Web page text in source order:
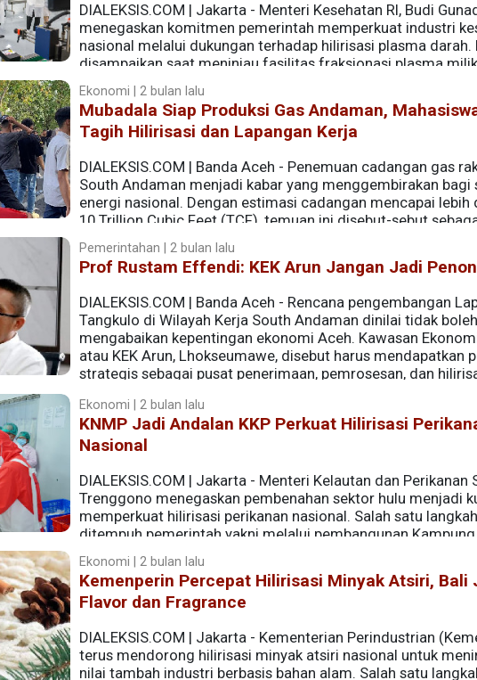
DIALEKSIS.COM | Jakarta - Menteri Kesehatan RI, Budi
menegaskan komitmen pemerintah memperkuat industri
nasional melalui dukungan terhadap hilirisasi plasma darah.
disampaikan saat meninjau fasilitas fraksionasi plasma
6/2026), yang tengah bersiap memasuki tahap komersialisasi.
Ekonomi | 2 bulan lalu
Mubadala Siap Produksi Gas Andaman,
Tagih Hilirisasi dan Lapangan Kerja
DIALEKSIS.COM | Banda Aceh - Penemuan cadangan gas
South Andaman menjadi kabar yang menggembirakan bagi
energi nasional. Dengan estimasi cadangan mencapai lebih
10 Trillion Cubic Feet (TCF), temuan ini disebut-sebut
Asia Tenggara dalam beberapa dekade terakhir.
Pemerintahan | 2 bulan lalu
Prof Rustam Effendi: KEK Arun Jangan Jadi
DIALEKSIS.COM | Banda Aceh - Rencana pengembangan
Tangkulo di Wilayah Kerja South Andaman dinilai tidak boleh
mengabaikan kepentingan ekonomi Aceh. Kawasan
atau KEK Arun, Lhokseumawe, disebut harus mendapatkan
strategis sebagai pusat penerimaan, pemrosesan, dan
Ekonomi | 2 bulan lalu
KNMP Jadi Andalan KKP Perkuat Hilirisasi
Nasional
DIALEKSIS.COM | Jakarta - Menteri Kelautan dan Perikanan
Trenggono menegaskan pembenahan sektor hulu menjadi
memperkuat hilirisasi perikanan nasional. Salah satu
ditempuh pemerintah yakni melalui pembangunan Kampung
Ekonomi | 2 bulan lalu
Kemenperin Percepat Hilirisasi Minyak Atsiri, Bali
Flavor dan Fragrance
DIALEKSIS.COM | Jakarta - Kementerian Perindustrian
terus mendorong hilirisasi minyak atsiri nasional untuk
nilai tambah industri berbasis bahan alam. Salah satu